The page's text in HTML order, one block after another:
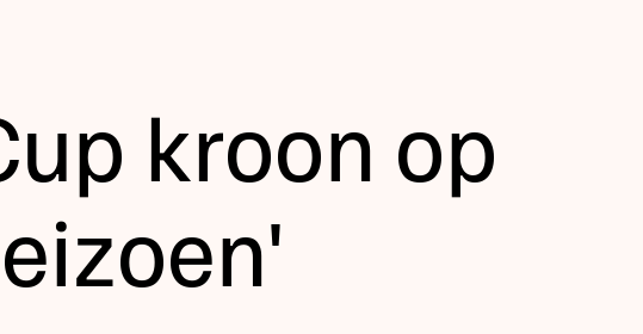
kroon op